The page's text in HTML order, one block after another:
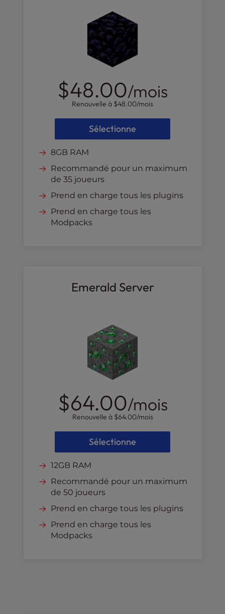
$48.00/mois
Renouvelle à $48.00/mois
Sélectionne
8GB RAM
Recommandé pour un maximum
de 35 joueurs
Prend en charge tous les plugins
Prend en charge tous les
Modpacks
Emerald Server
$64.00/mois
Renouvelle à $64.00/mois
Sélectionne
12GB RAM
Recommandé pour un maximum
de 50 joueurs
Prend en charge tous les plugins
Prend en charge tous les
Modpacks